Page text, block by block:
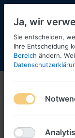
Menü
Extra Shop
Ja, wir
Sie entscheiden,
Ihre Entscheidung
Bereich ändern.